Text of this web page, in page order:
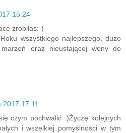
15:24
zrobiłaś:-)
wszystkiego najlepszego, dużo
oraz nieustającej weny do
2017 17:11
czym pochwalić :)Życzę kolejnych
i wszelkiej pomyślności w tym